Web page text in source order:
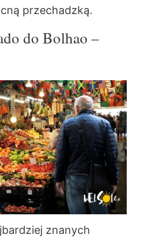
przechadzką.
do Bolhao –
znanych